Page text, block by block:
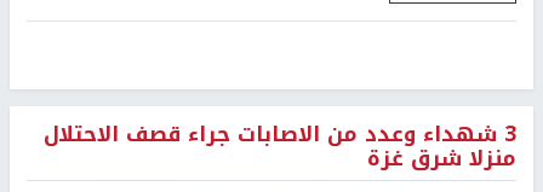
3 شهداء وعدد من الاصابات جراء قصف الاحتلال
منزلا شرق غزة